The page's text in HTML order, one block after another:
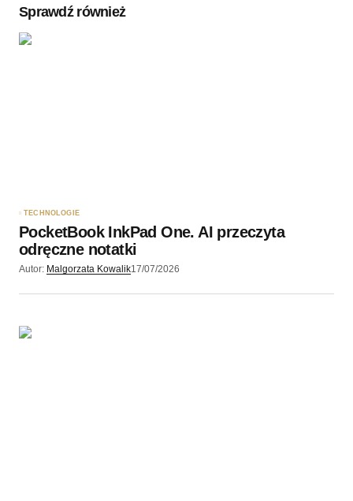
Wyślij komentarz
Sprawdź również
TECHNOLOGIE
PocketBook InkPad One. AI przeczyta
odręczne notatki
Autor: Malgorzata Kowalik17/07/2026